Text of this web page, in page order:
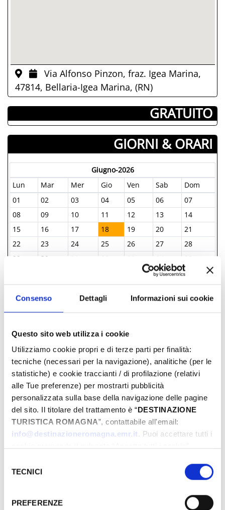
Consenso Dettagli Informazioni sui cookie
Questo sito web utilizza i cookie
Utilizziamo cookie propri e di terze parti per finalità:
tecniche (necessari per la navigazione), analitiche (per le
statistiche) e cookie traccianti / di profilazione (relativi
alle Tue preferenze) per mostrarti pubblicità
personalizzata sulla base della navigazione delle pagine
del sito. Il titolare del trattamento è “DESTINAZIONE
TURISTICA ROMAGNA”, contattabile all'email:
info@destinazioneromagna.emr.it. Puoi accettare tutti i
gestire le tue preferenze facendo clic su “Personalizza”.
Qualora acconsenti a tutti i cookie i Tuoi dati potranno
attualmente non fornisce garanzie idonee per il
delTECNICI
PREFERENZE
Via Alfonso Pinzon, fraz. Igea Marina,
47814, Bellaria-Igea Marina, (RN)
­ GRATUITO
GIORNI & ORARI
Giugno-2026
Lun
Mar Mer Gio Ven Sab
Dom
01
02 03 04 05 06
07
08
09 10 11 12 13
14
15
16 17 18 19 20
21
22
23 24 25 26 27
28
29
30
11 12
INFORMAZIONI ­
IAT BELLARIA INFORMAZIONI ACCOGLIENZA
TURISTICA
+39 0541 343808
iat@comune.bellaria-igea-marina.rn.it
Comune di Bellaria Igea Marina
propone anche
Fiesta! Music & Food